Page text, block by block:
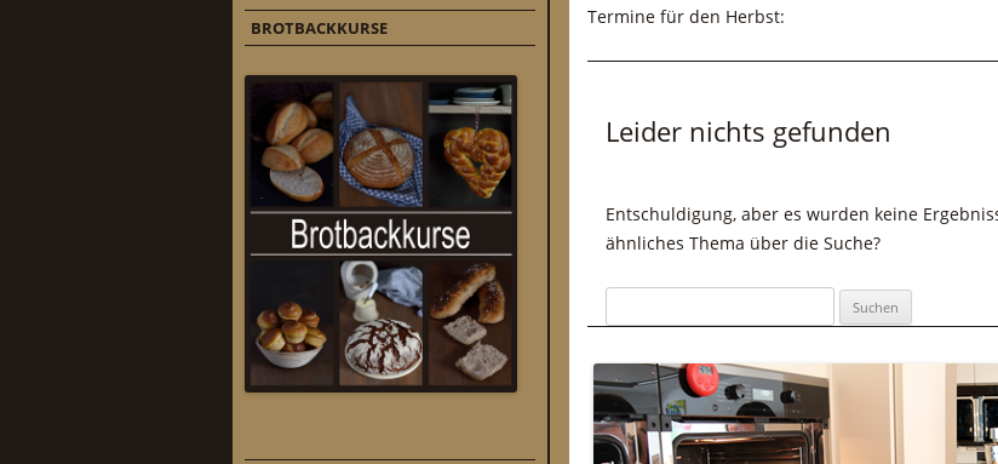
Termine für den Herbst:
Leider nichts gefunden
Entschuldigung, aber es wurden keine
ähnliches Thema über die Suche?
BROTBACKKURSE